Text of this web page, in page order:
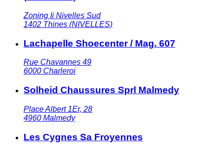
Zoning Ii Nivelles Sud
1402 Thines (NIVELLES)
Lachapelle Shoecenter / Mag. 607
Rue Chavannes 49
6000 Charleroi
Solheid Chaussures Sprl Malmedy
Place Albert 1Er, 28
4960 Malmedy
Les Cygnes Sa Froyennes